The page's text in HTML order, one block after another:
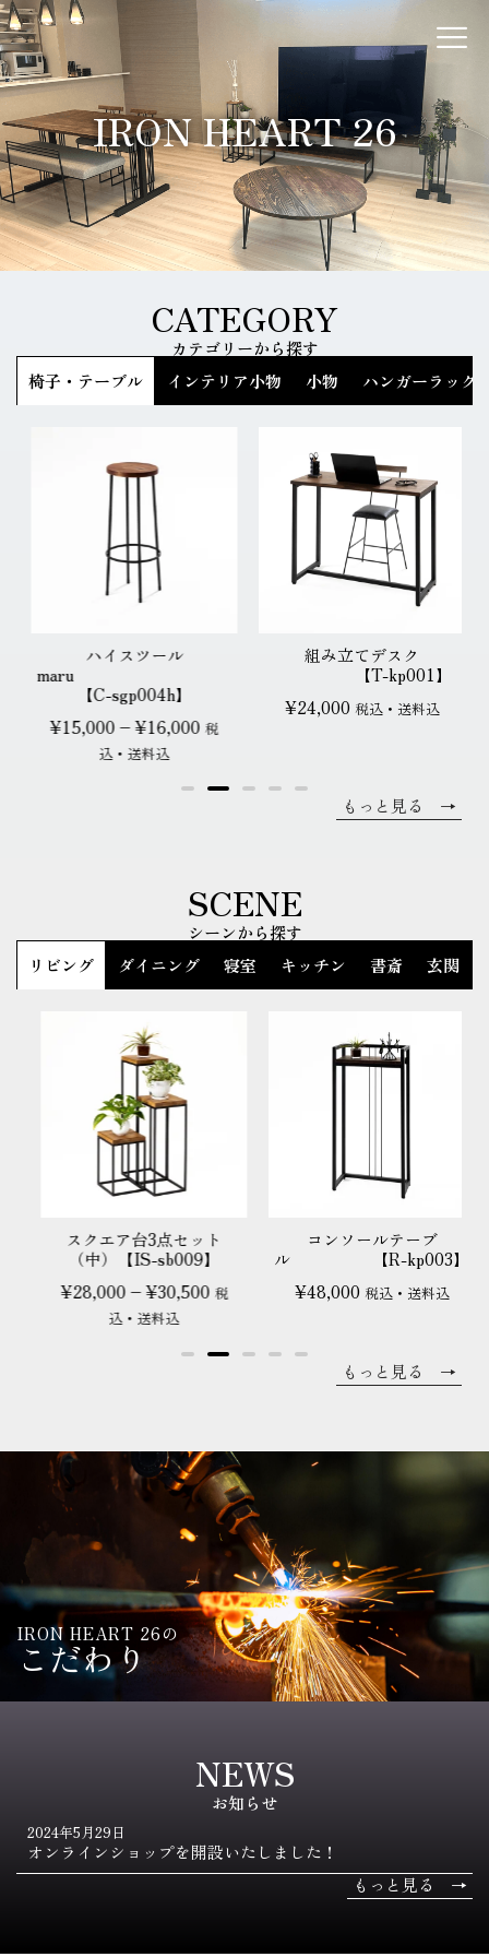
コ
ン
ン
ツ
へ
ス
キ
ッ
IRON HEART 26
IRON HEART 26
椅子・テーブル インテリア小物 小物 ハンガーラック
ハイスツール
maru
【C-sgp004h】
¥15,000 –¥16,000 税
込・送料込
組み立てデスク
【T-kp001】
¥24,000 税込・送料込
もっと見る →
CATEGORY
カテゴリーから探す
リビング ダイニング 寝室 キッチン 書斎 玄関
スクエア台3点セット
（中）【IS-sb009】
28,000–¥30,500 税
込・送料込
コンソールテーブ
ル 【R-kp003】
48,000 税込・送料込
もっと見る →
SCENE
シーンから探す
こだわり
IRON HEART 26の
NEWS
お知らせ
2024年5月29日
オンラインショップを開設いたしました！
もっと見る →